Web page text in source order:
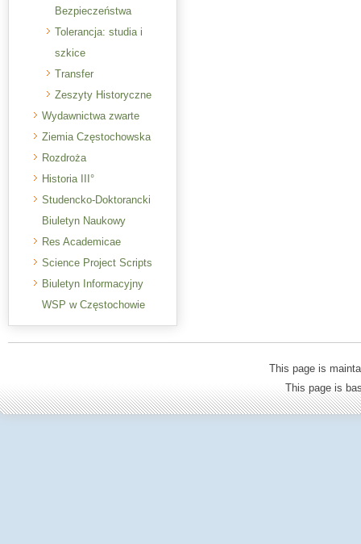
Bezpieczeństwa
Tolerancja: studia i
szkice
Transfer
Zeszyty Historyczne
Wydawnictwa zwarte
Ziemia Częstochowska
Rozdroża
Historia III°
Studencko-Doktorancki
Biuletyn Naukowy
Res Academicae
Science Project Scripts
Biuletyn Informacyjny
WSP w Częstochowie
This page is
This page is